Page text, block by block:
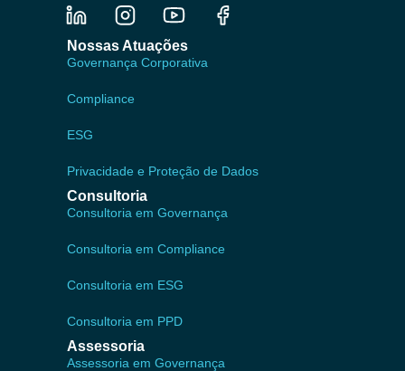
Nossas Atuações
Governança Corporativa
Compliance
ESG
Privacidade e Proteção de Dados
Consultoria
Consultoria em Governança
Consultoria em Compliance
Consultoria em ESG
Consultoria em PPD
Assessoria
Assessoria em Governança